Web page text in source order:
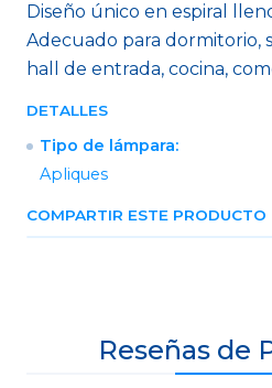
Diseño único en espiral
Adecuado para dormitorio,
hall de entrada, cocina,
DETALLES
Tipo de lámpara:
Apliques
COMPARTIR ESTE PRODUCTO
Reseñas de